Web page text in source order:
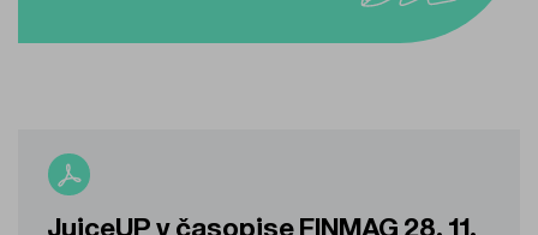
JuiceUP v časopise FINMAG 28. 11.